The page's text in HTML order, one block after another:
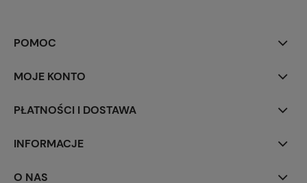
POMOC
MOJE KONTO
PŁATNOŚCI I DOSTAWA
INFORMACJE
O NAS